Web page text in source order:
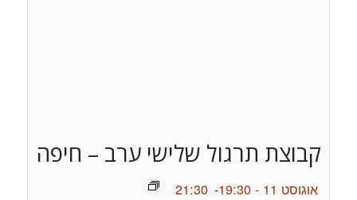
קבוצת תרגול שלישי ערב – חיפה
אוגוסט 11 - 19:30 -
21:30